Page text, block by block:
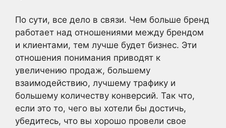
По сути, все дело в связи. Чем больше бренд
работает над отношениями между брендом
и клиентами, тем лучше будет бизнес. Эти
отношения понимания приводят к
увеличению продаж, большему
взаимодействию, лучшему трафику и
большему количеству конверсий. Так что,
если это то, чего вы хотели бы достичь,
убедитесь, что вы хорошо провели свое